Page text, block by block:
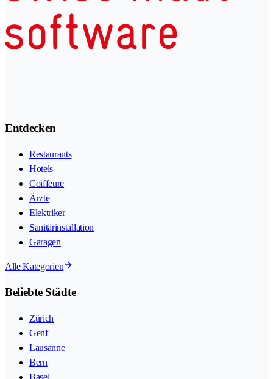
Entdecken
Restaurants
Hotels
Coiffeure
Ärzte
Elektriker
Sanitärinstallation
Garagen
Alle Kategorien
Beliebte Städte
Zürich
Genf
Lausanne
Bern